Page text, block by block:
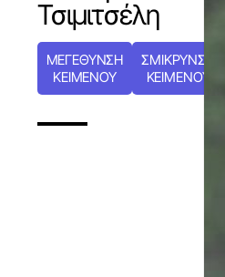
Τσιμιτσέλη
ΜΕΓΕΘΥΝΣΗ
ΚΕΙΜΕΝΟΥ
ΣΜΙΚΡΥΝΣΗ
ΚΕΙΜΕΝΟΥ